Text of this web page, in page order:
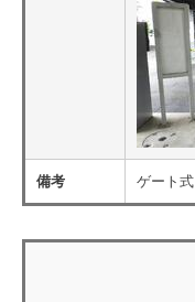
備考 ゲート式